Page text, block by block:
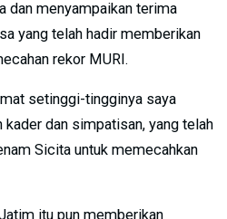
dan menyampaikan terima
yang telah hadir memberikan
rekor MURI.
setinggi-tingginya saya
kader dan simpatisan, yang telah
Sicita untuk memecahkan
itu pun memberikan